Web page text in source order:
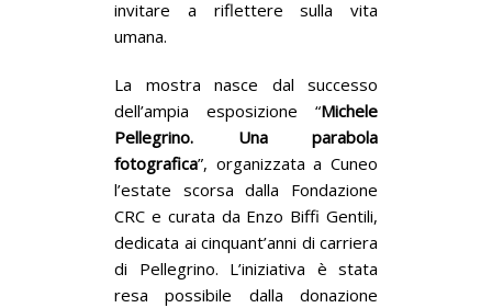
invitare a riflettere sulla vita
umana.
La mostra nasce dal successo
dell’ampia esposizione “Michele
Pellegrino. Una parabola
fotografica”, organizzata a Cuneo
l’estate scorsa dalla Fondazione
CRC e curata da Enzo Biffi Gentili,
dedicata ai cinquant’anni di carriera
di Pellegrino. L’iniziativa è stata
resa possibile dalla donazione